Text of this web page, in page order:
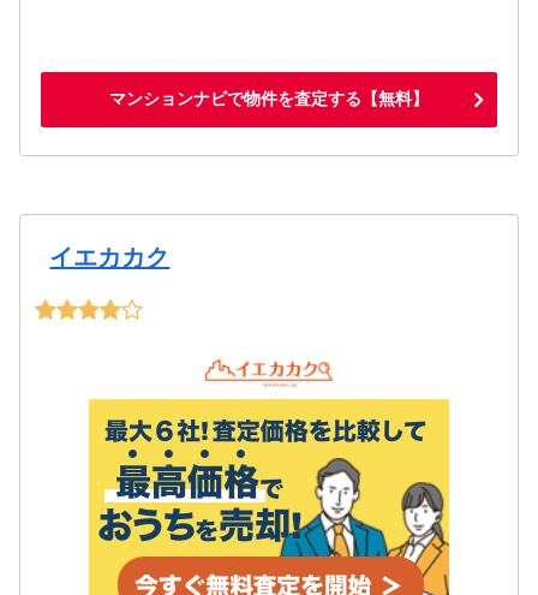
マンションナビで物件を査定する【無料】
イエカカク